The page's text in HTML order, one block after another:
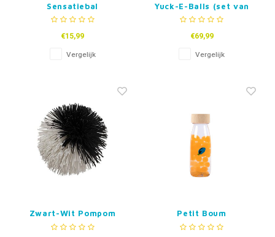
Sensatiebal
€15,99
Vergelijk
Yuck-E-Balls (set van
6)
€69,99
Vergelijk
Zwart-Wit Pompom
Bal 12 cm
Petit Boum
Sensorische Fles -